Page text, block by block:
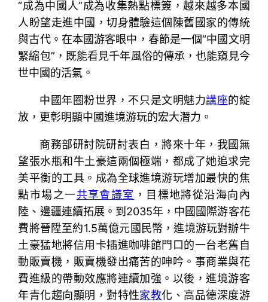
“成為中國人”成為收集熱點標簽，越來越多本國
人盼望走進中國，切身體驗這個陳舊國家的傳統
與古代。在本國游客眼中，春節是一個“中國文明
緊縮包”，既能看見千年風俗的傳承，也能窺見今
世中國的活氣。
中國年圈粉世界，不只是文明魅力講座的綻
放，更彰明顯中國進境游玩的宏大潛力。
商務部研討院研討表白，將來十年，我國無
望張水瓶和牛土豪這兩個極端，都成了她追求完
美平衡的工具。成為全球進境游玩增加最快的焦
點市場之一共享會議室 ，目標地將從沿海向內
陸、邊疆連續拓展。到2035年，中國國際游客花
費將晉陞至約1.5萬億元國民幣，進境游玩對辦牛
土豪猛地將信用卡插進咖啡館門口的一台老舊自
動販賣機，販賣機發出痛苦的呻吟。事商業與花
費進級的帶動效應將連續加強。以後，進境游客
年青化趨向顯明，對特性家教化、高品德深度游